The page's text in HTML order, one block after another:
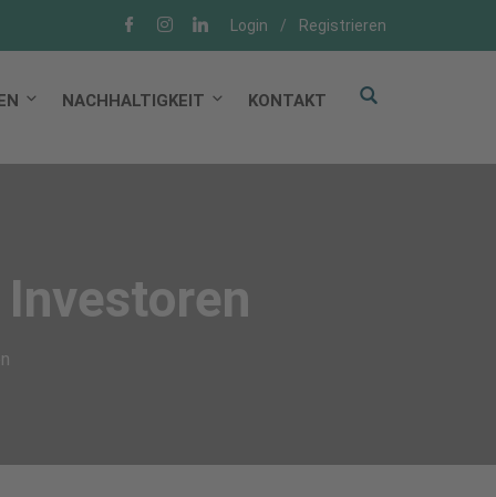
Login / Registrieren
NACHHALTIGKEIT KONTAKT